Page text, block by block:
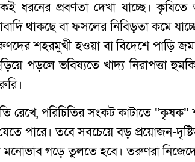
ধরনের প্রবণতা দেখা যাচ্ছে। কৃষিতে
থাকছে বা ফসলের নিবিড়তা কমে
শহরমুখী হওয়া বা বিদেশে পাড়ি
পড়লে ভবিষ্যতে খাদ্য নিরাপত্তা
রেখে, পরিচিতির সংকট কাটাতে “কৃষক”
পারে। তবে সবচেয়ে বড় প্রয়োজন-
মনোভাব গড়ে তুলতে হবে। তরুণরা